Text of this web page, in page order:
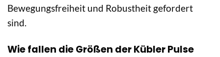
Bewegungsfreiheit und Robustheit gefordert
sind.
Wie fallen die Größen der Kübler Pulse